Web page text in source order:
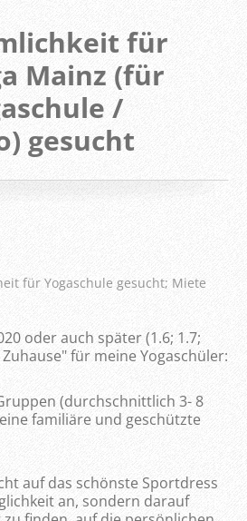
für
Mainz (für
/
gesucht
für Yogaschule gesucht; Miete
oder auch später (1.6; 1.7;
für meine Yogaschüler:
(durchschnittlich 3- 8
familiäre und geschützte
auf das schönste Sportdress
an, sondern darauf